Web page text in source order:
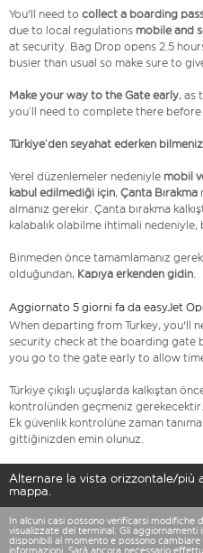
You'll need to collect a boarding
due to local regulations mobile and
at security. Bag Drop opens 2.5
busier than usual so make sure to
Make your way to the Gate early, as
you’ll need to complete there
Türkiye’den seyahat ederken
Yerel düzenlemeler nedeniyle mobil
kabul edilmediği için, Çanta Bırakma
almanız gerekir. Çanta bırakma
kalabalık olabilme ihtimali nedeniyle,
Binmeden önce tamamlamanız
olduğundan, Kapıya erkenden gidin.
Aggiornato 5 giorni fa da easyJet
When departing from Turkey, you'll
security check at the boarding gate
you go to the gate early to allow
Türkiye çıkışlı uçuşlarda kalkıştan
kontrolünden geçmeniz gerekecektir.
Ek güvenlik kontrolüne zaman
gittiğinizden emin olunuz.
Alternare la vista orizzontale/più
mappa.
In alcuni casi possono verificarsi modifiche
visualizzate del terminal. Gli aggiornamenti
disponibili al momento e possono